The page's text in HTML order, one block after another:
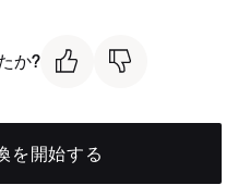
か?
を開始する